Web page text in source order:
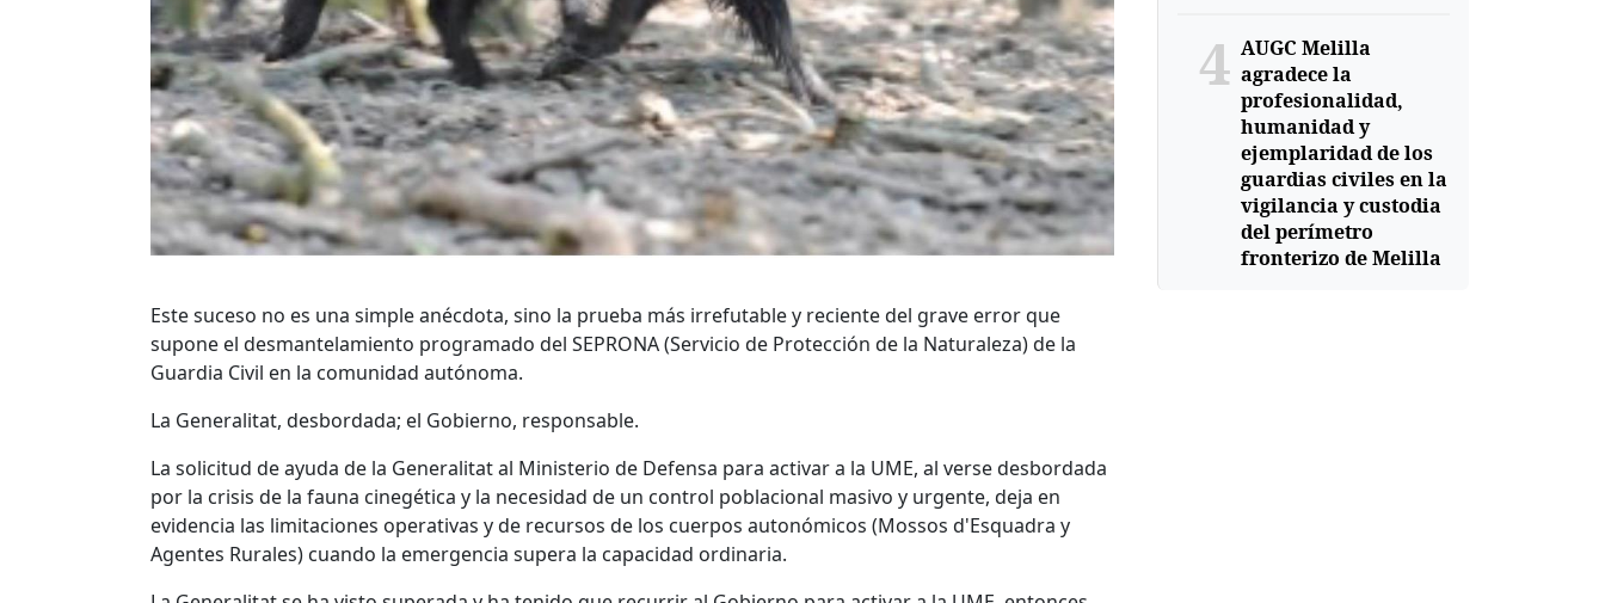
Este suceso no es una simple anécdota, sino la prueba más irrefutable y reciente del grave error que
supone el desmantelamiento programado del SEPRONA (Servicio de Protección de la Naturaleza) de la
Guardia Civil en la comunidad autónoma.
La Generalitat, desbordada; el Gobierno, responsable.
La solicitud de ayuda de la Generalitat al Ministerio de Defensa para activar a la UME, al verse desbordada
por la crisis de la fauna cinegética y la necesidad de un control poblacional masivo y urgente, deja en
evidencia las limitaciones operativas y de recursos de los cuerpos autonómicos (Mossos d'Esquadra y
Agentes Rurales) cuando la emergencia supera la capacidad ordinaria.
4 AUGC Melilla
agradece la
profesionalidad,
humanidad y
ejemplaridad de los
guardias civiles en la
vigilancia y custodia
del perímetro
fronterizo de Melilla